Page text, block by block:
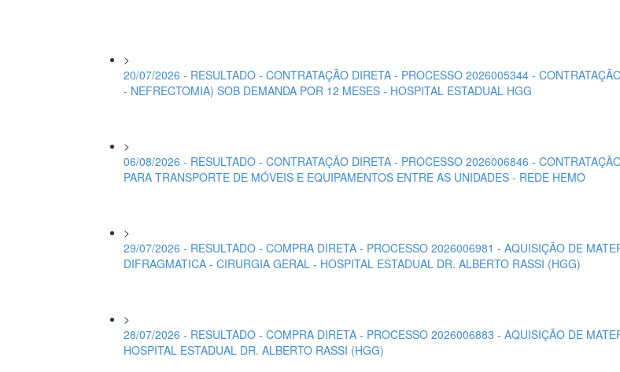
>
20/07/2026 - RESULTADO - CONTRATAÇÃO DIRETA - PROCESSO 2026005344 -
- NEFRECTOMIA) SOB DEMANDA POR 12 MESES - HOSPITAL ESTADUAL HGG
>
06/08/2026 - RESULTADO - CONTRATAÇÃO DIRETA - PROCESSO 2026006846 -
PARA TRANSPORTE DE MÓVEIS E EQUIPAMENTOS ENTRE AS UNIDADES - REDE HEMO
>
29/07/2026 - RESULTADO - COMPRA DIRETA - PROCESSO 2026006981 - AQUISIÇÃO DE
DIFRAGMATICA - CIRURGIA GERAL - HOSPITAL ESTADUAL DR. ALBERTO RASSI (HGG)
>
28/07/2026 - RESULTADO - COMPRA DIRETA - PROCESSO 2026006883 - AQUISIÇÃO DE
HOSPITAL ESTADUAL DR. ALBERTO RASSI (HGG)